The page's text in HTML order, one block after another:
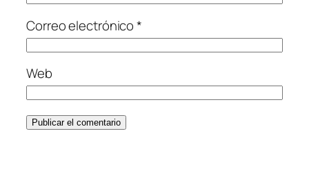
Correo electrónico*
Web